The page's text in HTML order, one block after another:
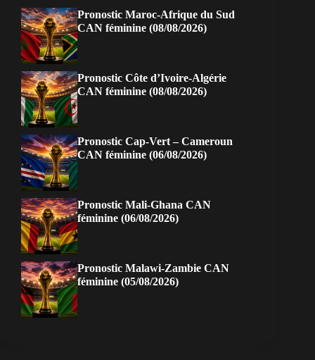
Pronostic Maroc-Afrique du Sud
CAN féminine (08/08/2026)
Pronostic Côte d’Ivoire-Algérie
CAN féminine (08/08/2026)
Pronostic Cap-Vert – Cameroun
CAN féminine (06/08/2026)
Pronostic Mali-Ghana CAN
féminine (06/08/2026)
Pronostic Malawi-Zambie CAN
féminine (05/08/2026)